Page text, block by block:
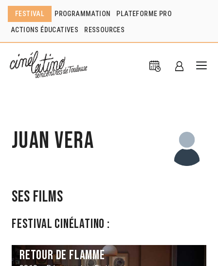
FESTIVAL PROGRAMMATION PLATEFORME PRO
ACTIONS ÉDUCATIVES RESSOURCES
Juan Vera
Ses films
Festival Cinélatino :
Retour de flamme